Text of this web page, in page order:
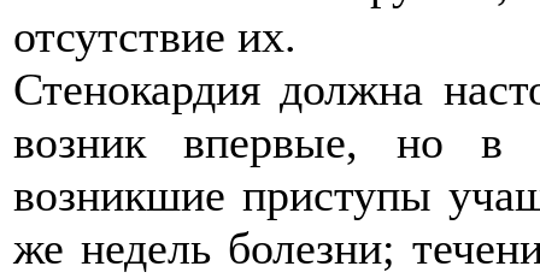
отсутствие их.
Стенокардия должна
возник впервые, но в
возникшие приступы
же недель болезни;